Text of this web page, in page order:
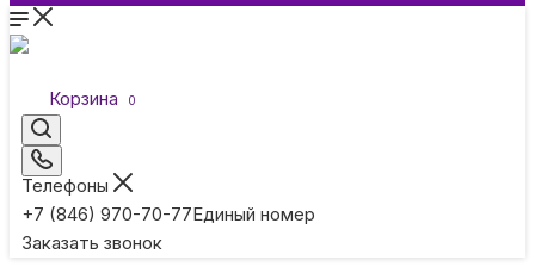
Корзина 0
Телефоны
+7 (846) 970-70-77Единый номер
Заказать звонок